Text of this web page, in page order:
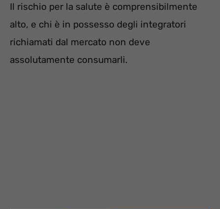
Il rischio per la salute è comprensibilmente
alto, e chi è in possesso degli integratori
richiamati dal mercato non deve
assolutamente consumarli.